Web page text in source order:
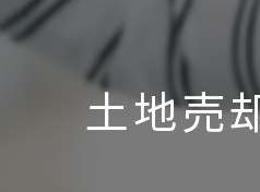
土地売